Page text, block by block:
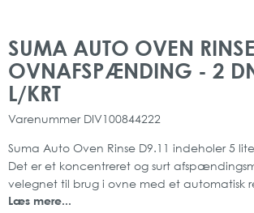
SUMA AUTO OVEN
OVNAFSPÆNDING - 2
L/KRT
Varenummer DIV100844222
Suma Auto Oven Rinse D9.11 indeholer 5
Det er et koncentreret og surt
velegnet til brug i ovne med et automatisk
(CIP).
Læs mere...
slutningen
af
billedgalleriet
starten
af
billedgalleriet